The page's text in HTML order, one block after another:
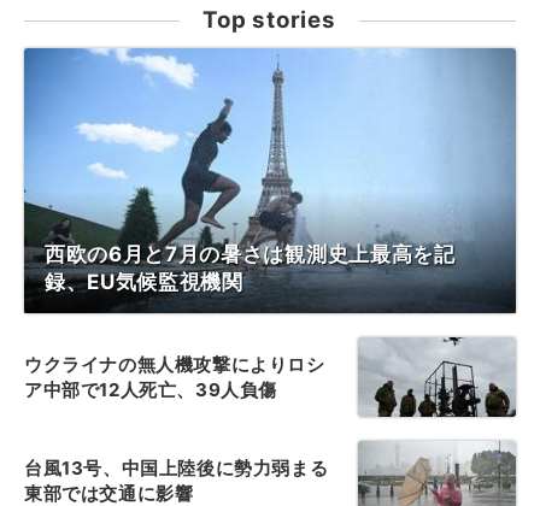
Top stories
西欧の6月と7月の暑さは観測史上最高を記
録、EU気候監視機関
ウクライナの無人機攻撃によりロシ
ア中部で12人死亡、39人負傷
台風13号、中国上陸後に勢力弱まる
東部では交通に影響